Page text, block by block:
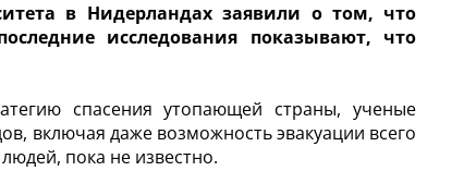
в Нидерландах заявили о том, что
исследования показывают, что
спасения утопающей страны, ученые
включая даже возможность эвакуации всего
пока не известно.